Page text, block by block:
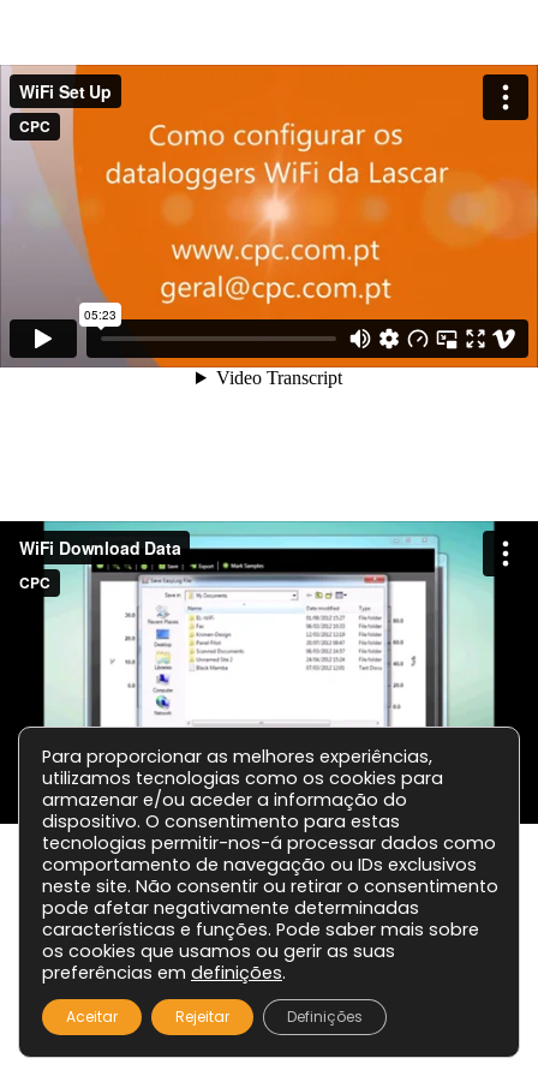
Para proporcionar as melhores experiências,
utilizamos tecnologias como os cookies para
armazenar e/ou aceder a informação do
dispositivo. O consentimento para estas
tecnologias permitir-nos-á processar dados como
comportamento de navegação ou IDs exclusivos
neste site. Não consentir ou retirar o consentimento
pode afetar negativamente determinadas
características e funções. Pode saber mais sobre
os cookies que usamos ou gerir as suas
preferências em definições.
Aceitar Rejeitar Definições